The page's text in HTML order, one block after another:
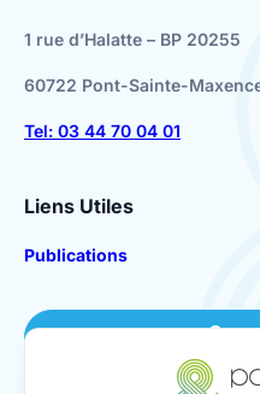
1 rue d’Halatte – BP 20255
60722 Pont-Sainte-
Tel: 03 44 70 04 01
Liens Utiles
Publications
Se